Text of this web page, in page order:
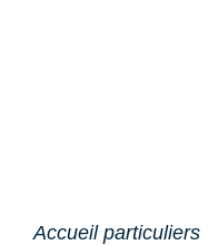
Accueil particuliers